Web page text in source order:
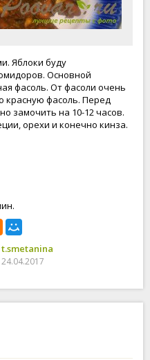
Яблоки буду
Основной
фасоль. От фасоли очень
красную фасоль. Перед
замочить на 10-12 часов.
орехи и конечно кинза.
настоится. И чем
Это моё мнение!
лобио.
вкусно! Приступим!
t.smetanina
24.04.2017